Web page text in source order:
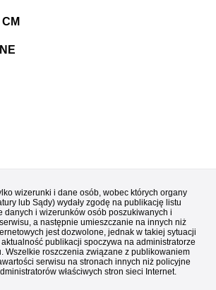
wizerunki i dane osób, wobec których organy
lub Sądy) wydały zgodę na publikację listu
danych i wizerunków osób poszukiwanych i
a następnie umieszczanie na innych niż
jest dozwolone, jednak w takiej sytuacji
publikacji spoczywa na administratorze
Wszelkie roszczenia związane z publikowaniem
serwisu na stronach innych niż policyjne
właściwych stron sieci Internet.